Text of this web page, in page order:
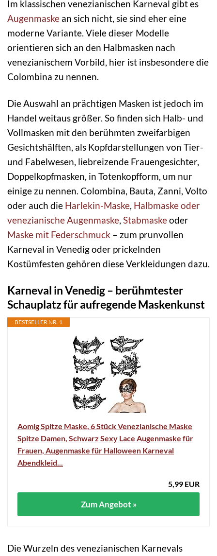
Im klassischen venezianischen Karneval gibt es
Augenmaske an sich nicht, sie sind eher eine
moderne Variante. Viele dieser Modelle
orientieren sich an den Halbmasken nach
venezianischem Vorbild, hier ist insbesondere die
Colombina zu nennen.
Die Auswahl an prächtigen Masken ist jedoch im
Handel weitaus größer. So finden sich Halb- und
Vollmasken mit den berühmten zweifarbigen
Gesichtshälften, als Kopfdarstellungen von Tier-
und Fabelwesen, liebreizende Frauengesichter,
Doppelkopfmasken, in Totenkopfform, um nur
einige zu nennen. Colombina, Bauta, Zanni, Volto
oder auch die Harlekin-Maske, Halbmaske oder
venezianische Augenmaske, Stabmaskeoder
Maske mit Federschmuck – zum prunvollen
Karneval in Venedig oder prickelnden
Kostümfesten gehören diese Verkleidungen dazu.
Karneval in Venedig – berühmtester
Schauplatz für aufregende Maskenkunst
BESTSELLER NR. 1
Aomig Spitze Maske, 6 Stück Venezianische Maske
Spitze Damen, Schwarz Sexy Lace Augenmaske für
Frauen, Augenmaske für Halloween Karneval
Abendkleid...
5,99 EUR
Zum Angebot »
Die Wurzeln des venezianischen Karnevals